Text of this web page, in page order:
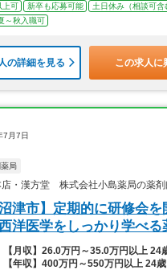
上可 新卒も応募可能 土日休み（相談可含
～秋入職可
の詳細を見る この求人に
7月7日
局
・漢方堂 株式会社小島薬局の薬剤
沼津市】定期的に研修会
洋医学をしっかり学べる
【月収】26.0万円～35.0万円以上 24
【年収】400万円～550万円以上 24